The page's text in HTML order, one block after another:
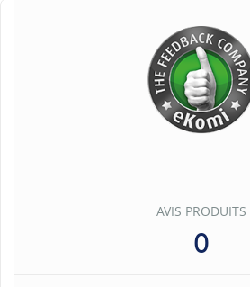
AVIS PRODUITS
0